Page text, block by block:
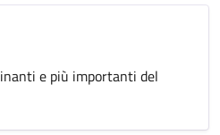
e più importanti del